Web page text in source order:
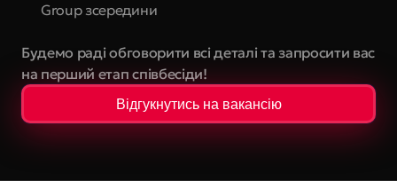
Group зсередини
Будемо раді обговорити всі деталі та запросити вас
на перший етап співбесіди!
Відгукнутись на вакансію